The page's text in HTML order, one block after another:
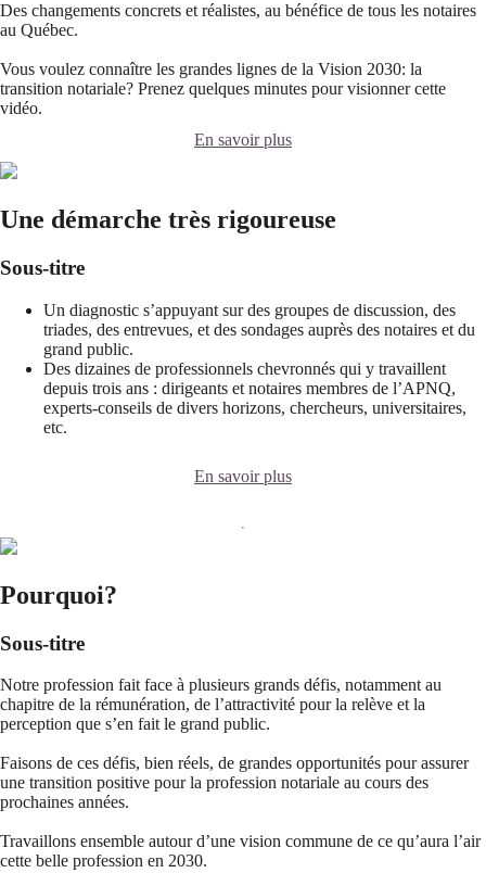
Des changements concrets et réalistes, au bénéfice de tous les notaires
au Québec.
Vous voulez connaître les grandes lignes de la Vision 2030: la
transition notariale? Prenez quelques minutes pour visionner cette
vidéo.
En savoir plus
Une démarche très rigoureuse
Sous-titre
Un diagnostic s’appuyant sur des groupes de discussion, des
triades, des entrevues, et des sondages auprès des notaires et du
grand public.
Des dizaines de professionnels chevronnés qui y travaillent
depuis trois ans : dirigeants et notaires membres de l’APNQ,
experts-conseils de divers horizons, chercheurs, universitaires,
etc.
En savoir plus
Pourquoi?
Sous-titre
Notre profession fait face à plusieurs grands défis, notamment au
chapitre de la rémunération, de l’attractivité pour la relève et la
perception que s’en fait le grand public.
Faisons de ces défis, bien réels, de grandes opportunités pour assurer
une transition positive pour la profession notariale au cours des
prochaines années.
Travaillons ensemble autour d’une vision commune de ce qu’aura l’air
cette belle profession en 2030.